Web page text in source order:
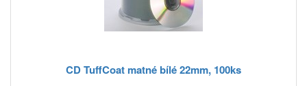
CD TuffCoat matné bílé 22mm, 100ks